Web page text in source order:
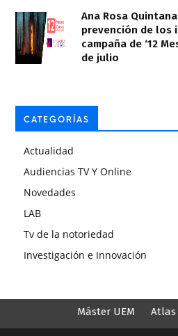
Ana Rosa
prevención de los
campaña de ‘12
de julio
CATEGORÍAS
Actualidad
Audiencias TV Y Online
Novedades
LAB
Tv de la notoriedad
Investigación e Innovación
Máster UEM Atlas